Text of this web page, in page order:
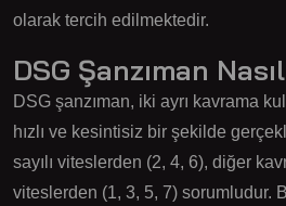
olarak tercih edilmektedir.
DSG Şanzıman
DSG şanzıman, iki ayrı kavrama
hızlı ve kesintisiz bir şekilde
sayılı viteslerden (2, 4, 6), diğer
viteslerden (1, 3, 5, 7) sorumludur.